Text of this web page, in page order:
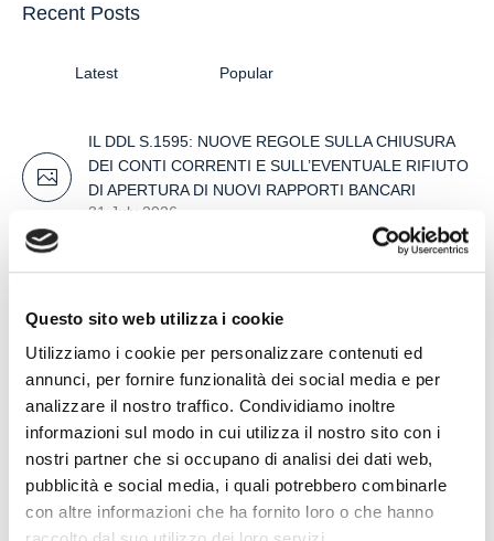
Questo sito web utilizza i cookie
Utilizziamo i cookie per personalizzare contenuti ed
annunci, per fornire funzionalità dei social media e per
analizzare il nostro traffico. Condividiamo inoltre
informazioni sul modo in cui utilizza il nostro sito con i
nostri partner che si occupano di analisi dei dati web,
pubblicità e social media, i quali potrebbero combinarle
con altre informazioni che ha fornito loro o che hanno
Recent Posts
Latest Popular
IL DDL S.1595: NUOVE REGOLE SULLA CHIUSURA
DEI CONTI CORRENTI E SULL’EVENTUALE RIFIUTO
DI APERTURA DI NUOVI RAPPORTI BANCARI
31 July 2026
POSSIBILE ACCESSO ALLA PROCEDURA DI
CONSUMATORE ANCHE PER L’IMPRENDITORE
DERIVANTI DALLA PRECEDENTE ATTIVITA’
24 July 2026
INADEMPIENTE DEI SANITARI – Gestione della
gravidanza ed omessa diagnosi della sindrome di
Down